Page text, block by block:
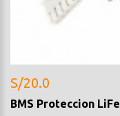
S/20.0
BMS Proteccion